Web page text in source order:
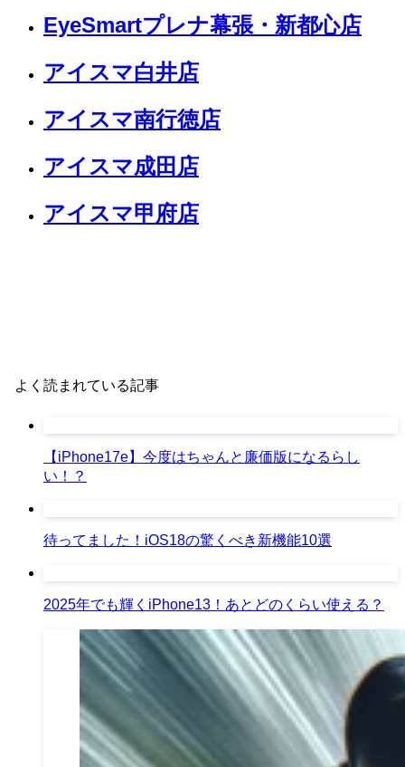
EyeSmartプレナ幕張・新都心店
アイスマ白井店
アイスマ南行徳店
アイスマ成田店
アイスマ甲府店
よく読まれている記事
【iPhone17e】今度はちゃんと廉価版になるらし
い！？
待ってました！iOS18の驚くべき新機能10選
2025年でも輝くiPhone13！あとどのくらい使える？